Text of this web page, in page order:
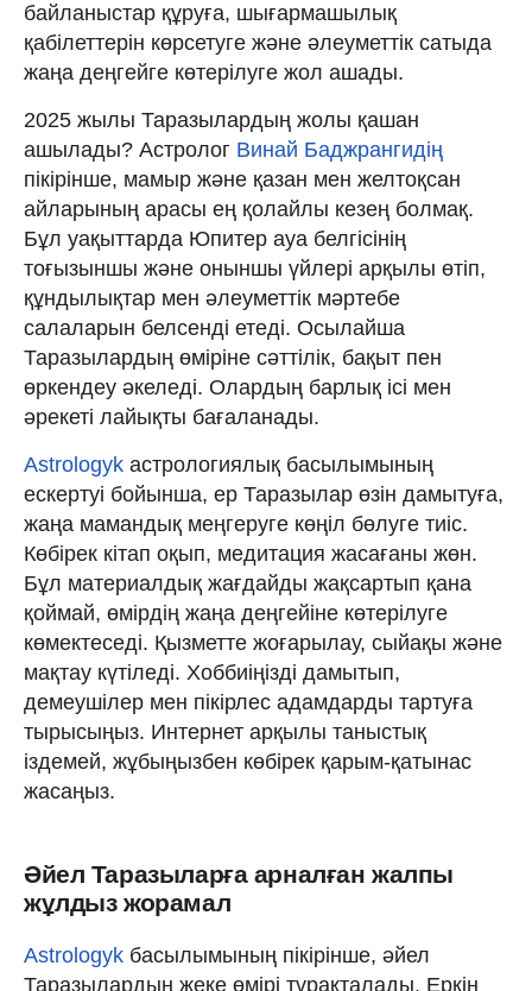
байланыстар құруға, шығармашылық
қабілеттерін көрсетуге және әлеуметтік сатыда
жаңа деңгейге көтерілуге жол ашады.
2025 жылы Таразылардың жолы қашан
ашылады? Астролог Винай Баджрангидің
пікірінше, мамыр және қазан мен желтоқсан
айларының арасы ең қолайлы кезең болмақ.
Бұл уақыттарда Юпитер ауа белгісінің
тоғызыншы және оныншы үйлері арқылы өтіп,
құндылықтар мен әлеуметтік мәртебе
салаларын белсенді етеді. Осылайша
Таразылардың өміріне сәттілік, бақыт пен
өркендеу әкеледі. Олардың барлық ісі мен
әрекеті лайықты бағаланады.
Astrologyk астрологиялық басылымының
ескертуі бойынша, ер Таразылар өзін дамытуға,
жаңа мамандық меңгеруге көңіл бөлуге тиіс.
Көбірек кітап оқып, медитация жасағаны жөн.
Бұл материалдық жағдайды жақсартып қана
қоймай, өмірдің жаңа деңгейіне көтерілуге
көмектеседі. Қызметте жоғарылау, сыйақы және
мақтау күтіледі. Хоббиіңізді дамытып,
демеушілер мен пікірлес адамдарды тартуға
тырысыңыз. Интернет арқылы таныстық
іздемей, жұбыңызбен көбірек қарым-қатынас
жасаңыз.
Әйел Таразыларға арналған жалпы
жұлдыз жорамал
Astrologyk басылымының пікірінше, әйел
Таразылардың жеке өмірі тұрақталады. Еркін